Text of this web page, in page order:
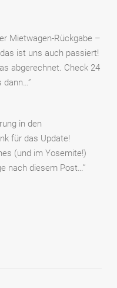
Mietwagen-Rückgabe –
ist uns auch passiert!
abgerechnet. Check 24
dann…”
in den
für das Update!
(und im Yosemite!)
nach diesem Post…”